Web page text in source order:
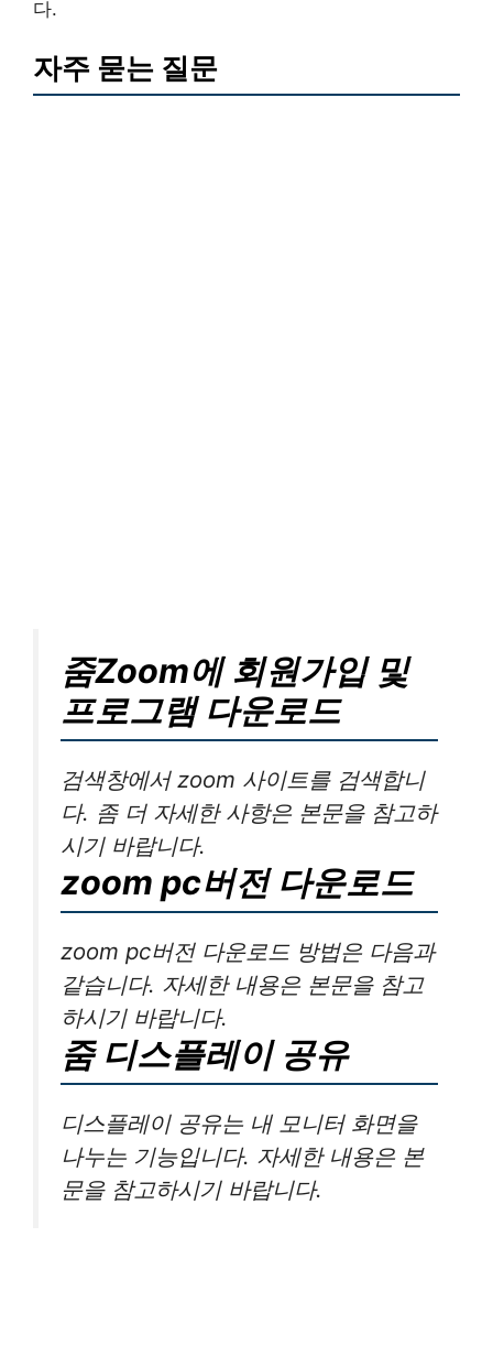
다.
자주 묻는 질문
줌Zoom에 회원가입 및
프로그램 다운로드
검색창에서 zoom 사이트를 검색합니
다. 좀 더 자세한 사항은 본문을 참고하
시기 바랍니다.
zoom pc버전 다운로드
zoom pc버전 다운로드 방법은 다음과
같습니다. 자세한 내용은 본문을 참고
하시기 바랍니다.
줌 디스플레이 공유
디스플레이 공유는 내 모니터 화면을
나누는 기능입니다. 자세한 내용은 본
문을 참고하시기 바랍니다.